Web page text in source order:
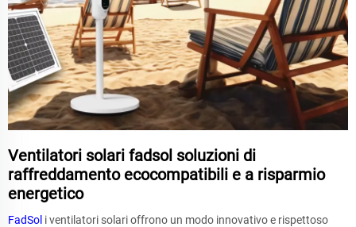
Ventilatori solari fadsol soluzioni di
raffreddamento ecocompatibili e a risparmio
energetico
FadSol i ventilatori solari offrono un modo innovativo e rispettoso